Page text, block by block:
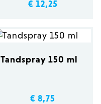
€ 12,25
Tandspray 150 ml
€ 8,75